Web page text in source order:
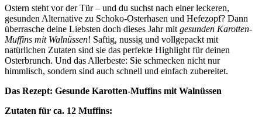
Ostern steht vor der Tür – und du suchst nach einer leckeren,
gesunden Alternative zu Schoko-Osterhasen und Hefezopf? Dann
überrasche deine Liebsten doch dieses Jahr mit gesunden Karotten-
Muffins mit Walnüssen! Saftig, nussig und vollgepackt mit
natürlichen Zutaten sind sie das perfekte Highlight für deinen
Osterbrunch. Und das Allerbeste: Sie schmecken nicht nur
himmlisch, sondern sind auch schnell und einfach zubereitet.
Das Rezept: Gesunde Karotten-Muffins mit Walnüssen
Zutaten für ca. 12 Muffins: